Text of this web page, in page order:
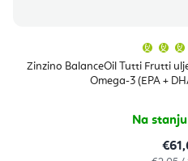
Zinzino BalanceOil Tutti Frutti
Omega-3 (EPA +
Na stanju